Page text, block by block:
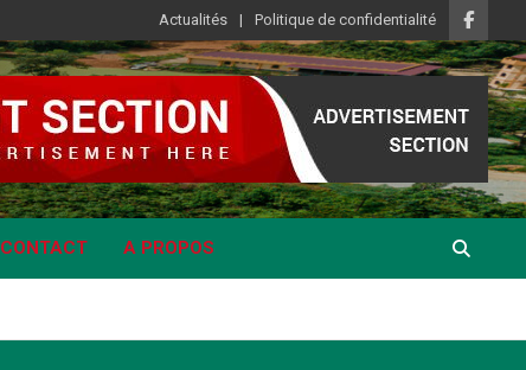
Actualités Politique de confidentialité
CONTACT A PROPOS